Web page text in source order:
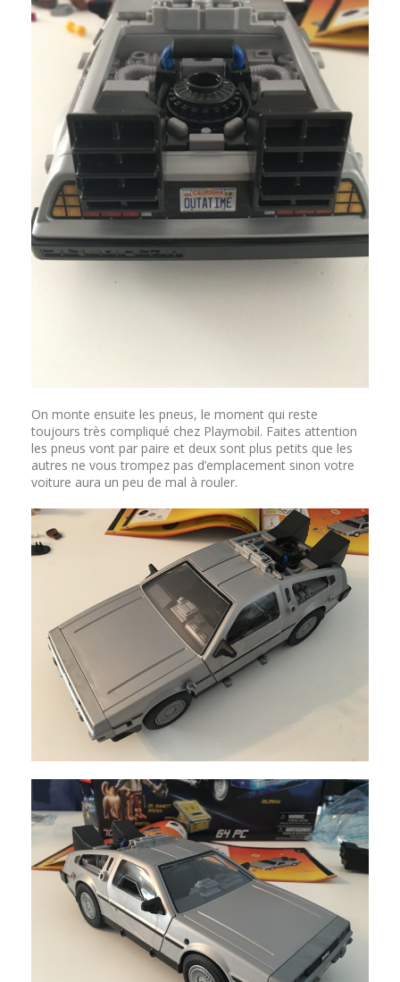
On monte ensuite les pneus, le moment qui reste
toujours très compliqué chez Playmobil. Faites attention
les pneus vont par paire et deux sont plus petits que les
autres ne vous trompez pas d’emplacement sinon votre
voiture aura un peu de mal à rouler.